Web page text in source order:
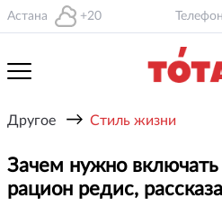
Астана +20
Другое → Стиль жизни
Зачем нужно включать
рацион редис,